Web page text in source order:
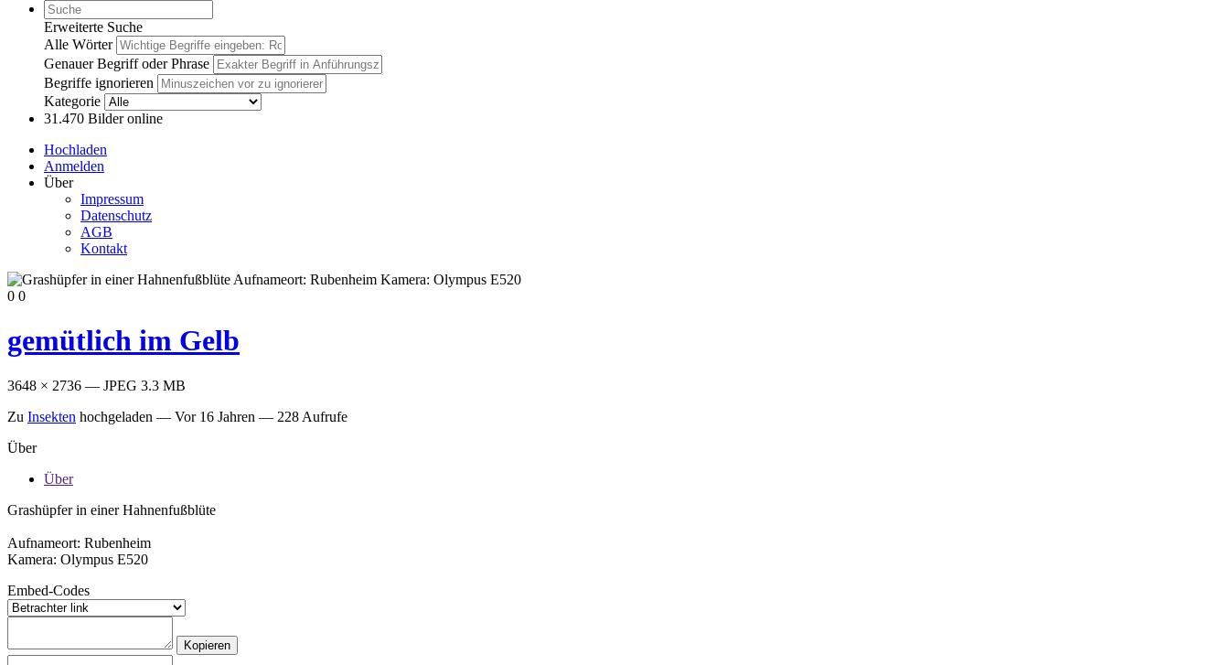
Erweiterte Suche
Alle Wörter
Genauer Begriff oder Phrase
Begriffe ignorieren
Kategorie
31.470 Bilder online
Hochladen
Anmelden
Über
Impressum
Datenschutz
AGB
Kontakt
0 0
gemütlich im Gelb
3648 × 2736 — JPEG 3.3 MB
Zu Insekten hochgeladen — Vor 16 Jahren — 228 Aufrufe
Über
Über
Grashüpfer in einer Hahnenfußblüte
Aufnameort: Rubenheim
Kamera: Olympus E520
Embed-Codes
Kopieren